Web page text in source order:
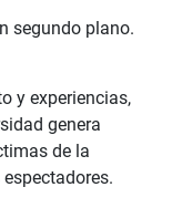
segundo plano.
y experiencias,
genera
de la